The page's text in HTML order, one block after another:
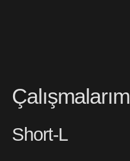
Çalışmalarım
Short-L